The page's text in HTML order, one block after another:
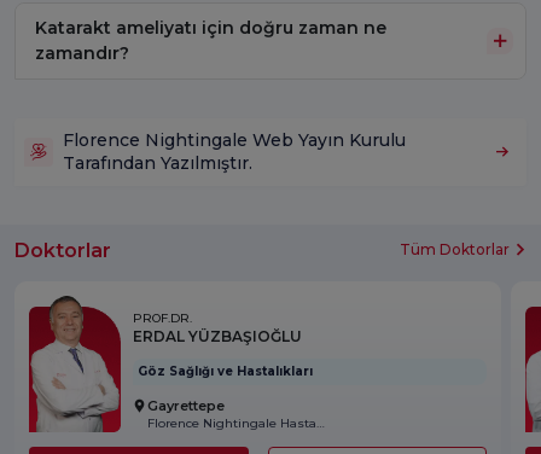
Katarakt ameliyatı için doğru zaman ne
zamandır?
Florence Nightingale Web Yayın Kurulu
Tarafından Yazılmıştır.
Doktorlar Tüm Doktorlar
PROF.DR.
ERDAL YÜZBAŞIOĞLU
Göz Sağlığı ve Hastalıkları
Gayrettepe
Florence Nightingale Hastanesi